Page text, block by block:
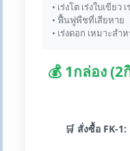
• เร่งโต เร่งใบเขียว
• ฟื้นฟูพืชที่เสียหาย
• เร่งดอก เหมาะสำ
💰 1กล่อง
🛒 สั่งซื้อ FK-1: